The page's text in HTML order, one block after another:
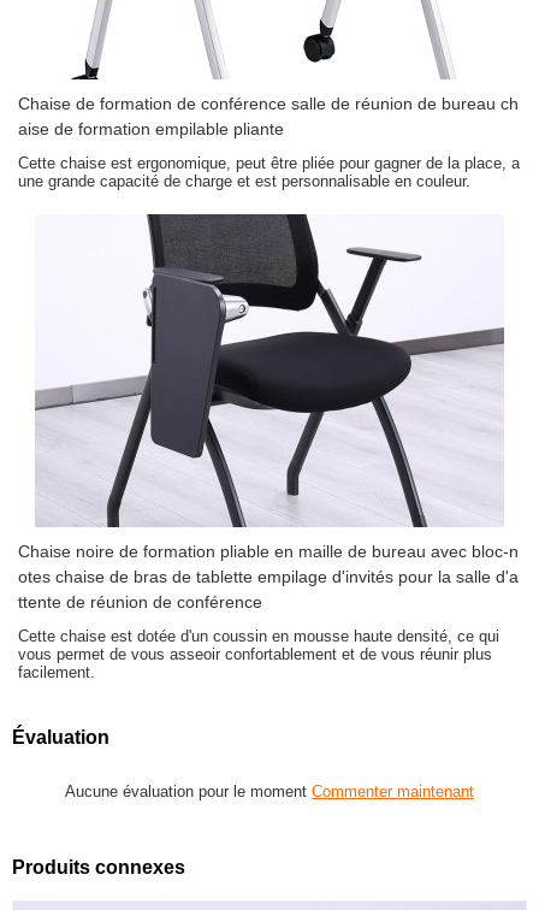
Chaise de formation de conférence salle de réunion de bureau ch
aise de formation empilable pliante
Cette chaise est ergonomique, peut être pliée pour gagner de la place, a
une grande capacité de charge et est personnalisable en couleur.
Chaise noire de formation pliable en maille de bureau avec bloc-n
otes chaise de bras de tablette empilage d'invités pour la salle d'a
ttente de réunion de conférence
Cette chaise est dotée d'un coussin en mousse haute densité, ce qui
vous permet de vous asseoir confortablement et de vous réunir plus
facilement.
Évaluation
Aucune évaluation pour le moment Commenter maintenant
Produits connexes